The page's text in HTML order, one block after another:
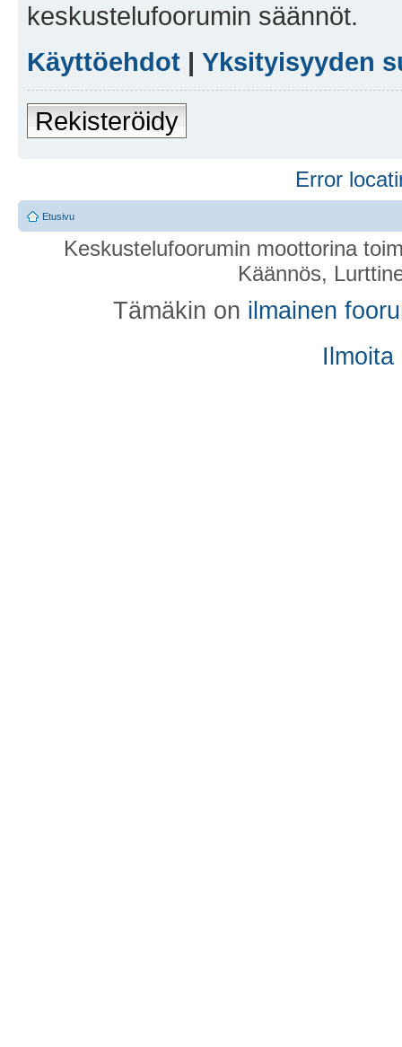
keskustelufoorumin säännöt.
Käyttöehdot | Yksityisyyden
Rekisteröidy
Error
Etusivu
Keskustelufoorumin moottorina
Käännös,
Tämäkin on ilmainen